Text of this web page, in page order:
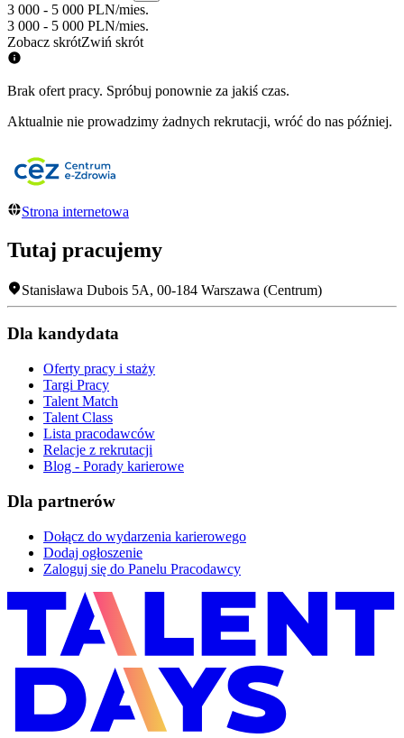
3 000 - 5 000 PLN/mies.
3 000 - 5 000 PLN/mies.
Zobacz skrótZwiń skrót
Brak ofert pracy. Spróbuj ponownie za jakiś czas.
Aktualnie nie prowadzimy żadnych rekrutacji, wróć do nas później.
Strona internetowa
Tutaj pracujemy
Stanisława Dubois 5A, 00-184 Warszawa (Centrum)
Dla kandydata
Oferty pracy i staży
Targi Pracy
Talent Match
Talent Class
Lista pracodawców
Relacje z rekrutacji
Blog - Porady karierowe
Dla partnerów
Dołącz do wydarzenia karierowego
Dodaj ogłoszenie
Zaloguj się do Panelu Pracodawcy